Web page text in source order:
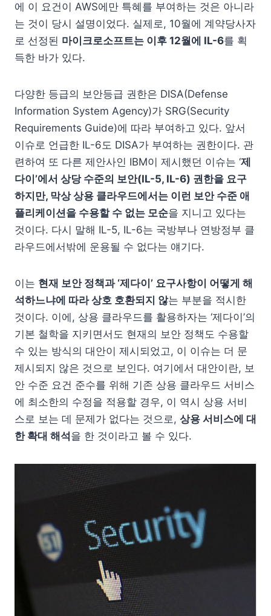
에 이 요건이 AWS에만 특혜를 부여하는 것은 아니라
는 것이 당시 설명이었다. 실제로, 10월에 계약당사자
로 선정된 마이크로소프트는 이후 12월에 IL-6를 획
득한 바가 있다.
다양한 등급의 보안등급 권한은 DISA(Defense
Information System Agency)가 SRG(Security
Requirements Guide)에 따라 부여하고 있다. 앞서
이슈로 언급한 IL-6도 DISA가 부여하는 권한이다. 관
련하여 또 다른 제안사인 IBM이 제시했던 이슈는 ‘제
다이’에서 상당 수준의 보안(IL-5, IL-6) 권한을 요구
하지만, 막상 상용 클라우드에서는 이런 보안 수준 애
플리케이션을 수용할 수 없는 모순을 지니고 있다는
것이다. 다시 말해 IL-5, IL-6는 국방부나 연방정부 클
라우드에서밖에 운용될 수 없다는 얘기다.
이는 현재 보안 정책과 ‘제다이’ 요구사항이 어떻게 해
석하느냐에 따라 상호 호환되지 않는 부분을 적시한
것이다. 이에, 상용 클라우드를 활용하자는 ‘제다이’의
기본 철학을 지키면서도 현재의 보안 정책도 수용할
수 있는 방식의 대안이 제시되었고, 이 이슈는 더 문
제시되지 않은 것으로 보인다. 여기에서 대안이란, 보
안 수준 요건 준수를 위해 기존 상용 클라우드 서비스
에 최소한의 수정을 적용할 경우, 이 역시 상용 서비
스로 보는 데 문제가 없다는 것으로, 상용 서비스에 대
한 확대 해석 을 한 것이라고 볼 수 있다.